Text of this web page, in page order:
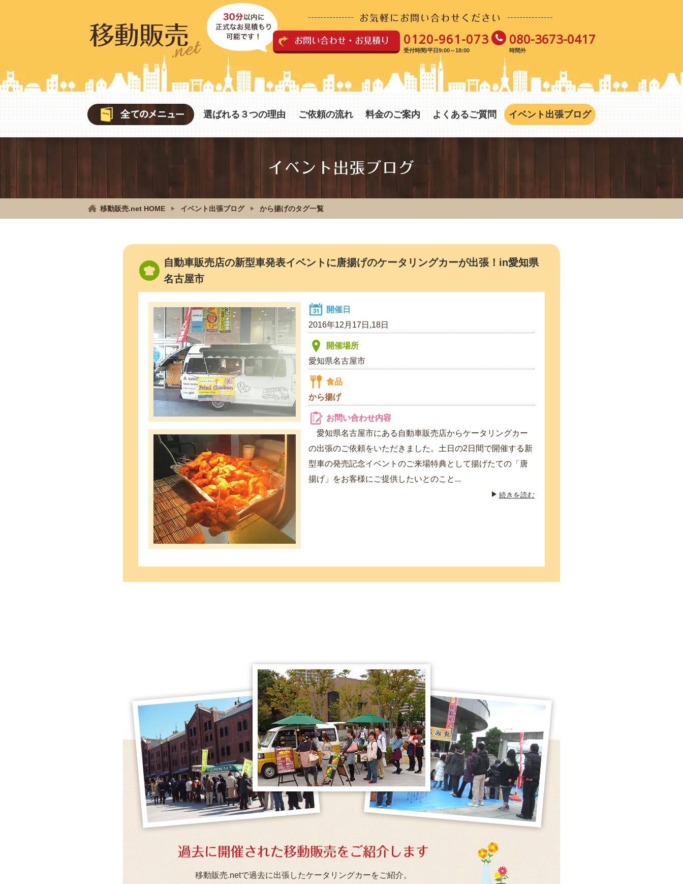
お問い合わせ・お見積り 080-3673-0417
時間外
0120-961-073
受付時間/平日9:00～18:00
お気軽にお問い合わせください
選ばれる３つの理由 ご依頼の流れ 料金のご案内 よくあるご質問 イベント出張ブログ
イベント出張ブログ
移動販売.net HOME イベント出張ブログ から揚げのタグ一覧
自動車販売店の新型車発表イベントに唐揚げのケータリングカーが出張！in愛知県
名古屋市
開催日
2016年12月17日,18日
開催場所
愛知県名古屋市
食品
から揚げ
お問い合わせ内容
愛知県名古屋市にある自動車販売店からケータリングカー
の出張のご依頼をいただきました。土日の2日間で開催する新
型車の発売記念イベントのご来場特典として揚げたての「唐
揚げ」をお客様にご提供したいとのこと...
続きを読む
過去に開催された移動販売をご紹介します
移動販売.netで過去に出張したケータリングカーをご紹介。